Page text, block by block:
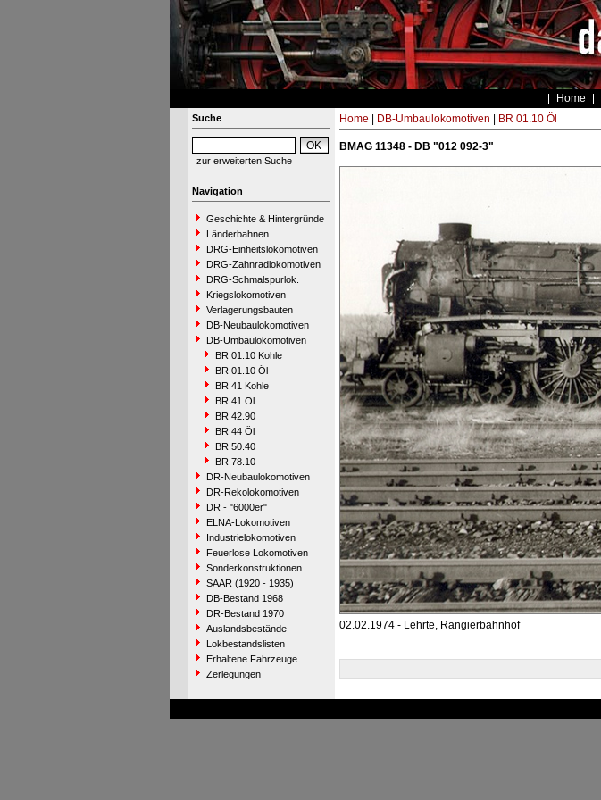
Home
Suche
zur erweiterten Suche
Navigation
Geschichte & Hintergründe
Länderbahnen
DRG-Einheitslokomotiven
DRG-Zahnradlokomotiven
DRG-Schmalspurlok.
Kriegslokomotiven
Verlagerungsbauten
DB-Neubaulokomotiven
DB-Umbaulokomotiven
BR 01.10 Kohle
BR 01.10 Öl
BR 41 Kohle
BR 41 Öl
BR 42.90
BR 44 Öl
BR 50.40
BR 78.10
DR-Neubaulokomotiven
DR-Rekolokomotiven
DR - "6000er"
ELNA-Lokomotiven
Industrielokomotiven
Feuerlose Lokomotiven
Sonderkonstruktionen
SAAR (1920 - 1935)
DB-Bestand 1968
DR-Bestand 1970
Auslandsbestände
Lokbestandslisten
Erhaltene Fahrzeuge
Zerlegungen
Home DB-Umbaulokomotiven BR 01.10 Öl
BMAG 11348 - DB "012 092-3"
02.02.1974 - Lehrte, Rangierbahnhof